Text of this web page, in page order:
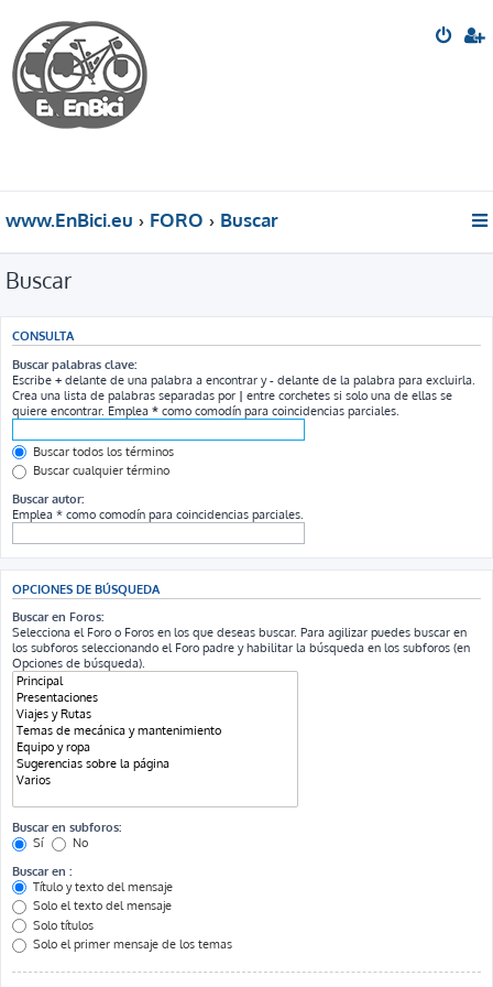
www.EnBici.eu FORO Buscar
Buscar
CONSULTA
Buscar palabras clave:
Escribe + delante de una palabra a encontrar y- delante de la palabra para excluirla.
Crea una lista de palabras separadas por | entre corchetes si solo una de ellas se
quiere encontrar. Emplea * como comodín para coincidencias parciales.
Buscar todos los términos
Buscar cualquier término
Buscar autor:
Emplea * como comodín para coincidencias parciales.
OPCIONES DE BÚSQUEDA
Buscar en Foros:
Selecciona el Foro o Foros en los que deseas buscar. Para agilizar puedes buscar en
los subforos seleccionando el Foro padre y habilitar la búsqueda en los subforos (en
Opciones de búsqueda).
Buscar en subforos:
Sí
No
Buscar en :
Título y texto del mensaje
Solo el texto del mensaje
Solo títulos
Solo el primer mensaje de los temas